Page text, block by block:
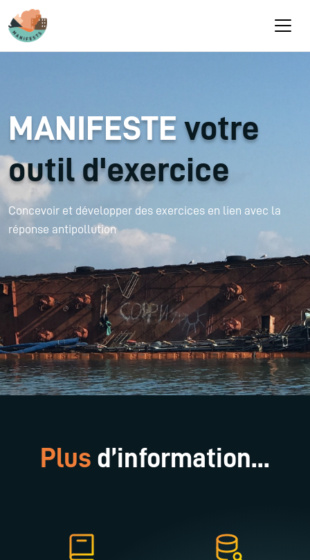
Aller au contenu principal
MANIFESTE votre
outil d'exercice
Concevoir et développer des exercices en lien avec la
réponse antipollution
Plus d’information...